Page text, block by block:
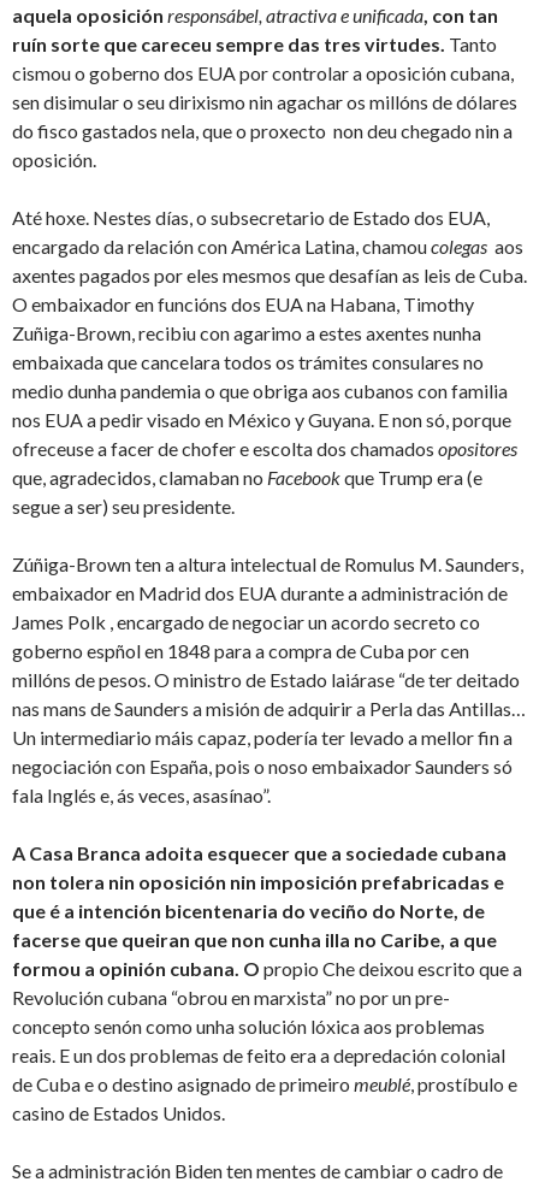
aquela oposición responsábel, atractiva e unificada, con tan
ruín sorte que careceu sempre das tres virtudes. Tanto
cismou o goberno dos EUA por controlar a oposición cubana,
sen disimular o seu dirixismo nin agachar os millóns de dólares
do fisco gastados nela, que o proxecto non deu chegado nin a
oposición.
Até hoxe. Nestes días, o subsecretario de Estado dos EUA,
encargado da relación con América Latina, chamoucolegas aos
axentes pagados por eles mesmos que desafían as leis de Cuba.
O embaixador en funcións dos EUA na Habana, Timothy
Zuñiga-Brown, recibiu con agarimo a estes axentes nunha
embaixada que cancelara todos os trámites consulares no
medio dunha pandemia o que obriga aos cubanos con familia
nos EUA a pedir visado en México y Guyana. E non só, porque
ofreceuse a facer de chofer e escolta dos chamados opositores
que, agradecidos, clamaban no Facebookque Trump era (e
segue a ser) seu presidente.
Zúñiga-Brown ten a altura intelectual de Romulus M. Saunders,
embaixador en Madrid dos EUA durante a administración de
James Polk , encargado de negociar un acordo secreto co
goberno espñol en 1848 para a compra de Cuba por cen
millóns de pesos. O ministro de Estado laiárase “de ter deitado
nas mans de Saunders a misión de adquirir a Perla das Antillas…
Un intermediario máis capaz, podería ter levado a mellor fin a
negociación con España, pois o noso embaixador Saunders só
fala Inglés e, ás veces, asasínao”.
A Casa Branca adoita esquecer que a sociedade cubana
non tolera nin oposición nin imposición prefabricadas e
que é a intención bicentenaria do veciño do Norte, de
facerse que queiran que non cunha illa no Caribe, a que
formou a opinión cubana. O propio Che deixou escrito que a
Revolución cubana “obrou en marxista” no por un pre-
concepto senón como unha solución lóxica aos problemas
reais. E un dos problemas de feito era a depredación colonial
de Cuba e o destino asignado de primeiro meublé, prostíbulo e
casino de Estados Unidos.
Se a administración Biden ten mentes de cambiar o cadro de